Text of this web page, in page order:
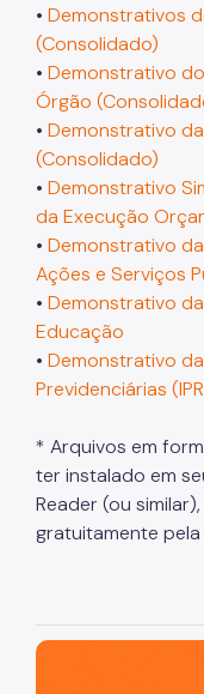
• Demonstrativos
(Consolidado)
• Demonstrativo
Órgão
• Demonstrativo
(Consolidado)
• Demonstrativo
da Execução
• Demonstrativo
Ações e Serviços
• Demonstrativo
Educação
• Demonstrativo
Previdenciárias
* Arquivos em
ter instalado em
Reader (ou
gratuitamente pela
São Paulo,